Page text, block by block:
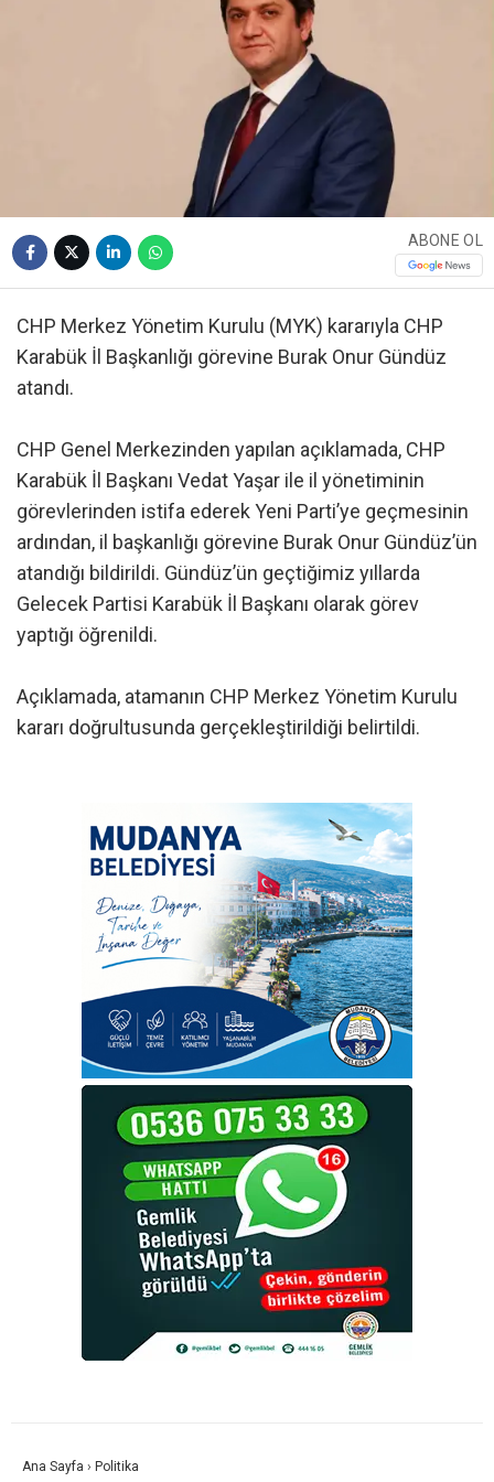
ABONE OL
CHP Merkez Yönetim Kurulu (MYK) kararıyla CHP
Karabük İl Başkanlığı görevine Burak Onur Gündüz
atandı.
CHP Genel Merkezinden yapılan açıklamada, CHP
Karabük İl Başkanı Vedat Yaşar ile il yönetiminin
görevlerinden istifa ederek Yeni Parti’ye geçmesinin
ardından, il başkanlığı görevine Burak Onur Gündüz’ün
atandığı bildirildi. Gündüz’ün geçtiğimiz yıllarda
Gelecek Partisi Karabük İl Başkanı olarak görev
yaptığı öğrenildi.
Açıklamada, atamanın CHP Merkez Yönetim Kurulu
kararı doğrultusunda gerçekleştirildiği belirtildi.
Ana Sayfa › Politika